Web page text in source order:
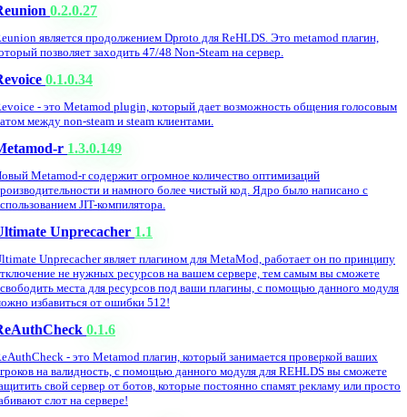
0.2.0.27
является продолжением Dproto для ReHLDS. Это metamod плагин,
позволяет заходить 47/48 Non-Steam на сервер.
0.1.0.34
- это Metamod plugin, который дает возможность общения голосовым
между non-steam и steam клиентами.
r 1.3.0.149
Metamod-r содержит огромное количество оптимизаций
и намного более чистый код. Ядро было написано с
JIT-компилятора.
Unprecacher 1.1
Unprecacher являет плагином для MetaMod, работает он по принципу
не нужных ресурсов на вашем сервере, тем самым вы сможете
места для ресурсов под ваши плагины, с помощью данного модуля
избавиться от ошибки 512!
0.1.6
- это Metamod плагин, который занимается проверкой ваших
на валидность, с помощью данного модуля для REHLDS вы сможете
свой сервер от ботов, которые постоянно спамят рекламу или просто
слот на сервере!